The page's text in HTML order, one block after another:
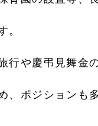
。
行や慶弔見舞金
、ポジションも